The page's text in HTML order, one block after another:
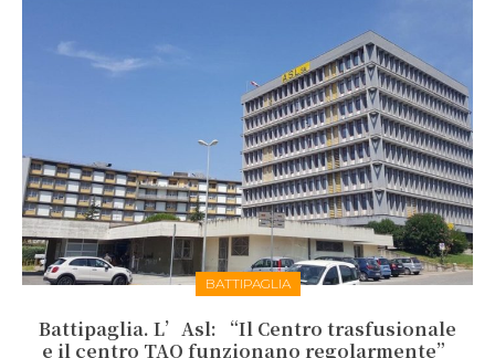
BATTIPAGLIA
Battipaglia. L’Asl: “Il Centro trasfusionale
e il centro TAO funzionano regolarmente”